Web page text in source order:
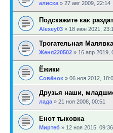
алиска » 27 авг 2009, 22:14
Подскажите как
Alexey03 » 18 июн 2021,
Трогательная Малявка
Женя220502 » 16 апр 2019,
Ёжики
Совёнок » 06 ноя 2012,
Друзья наши,
лада » 21 ноя 2008, 00:51
Енот тыковка
Миртеб » 12 ноя 2015, 09:36